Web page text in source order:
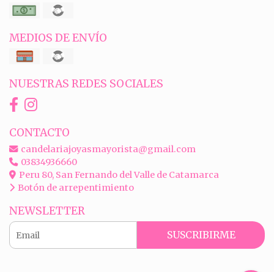
MEDIOS DE ENVÍO
NUESTRAS REDES SOCIALES
CONTACTO
candelariajoyasmayorista@gmail.com
03834936660
Peru 80, San Fernando del Valle de Catamarca
Botón de arrepentimiento
NEWSLETTER
SUSCRIBIRME